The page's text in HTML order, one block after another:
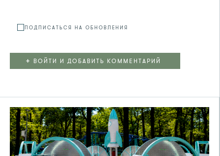
ПОДПИСАТЬСЯ НА ОБНОВЛЕНИЯ
+ ВОЙТИ И ДОБАВИТЬ КОММЕНТАРИЙ